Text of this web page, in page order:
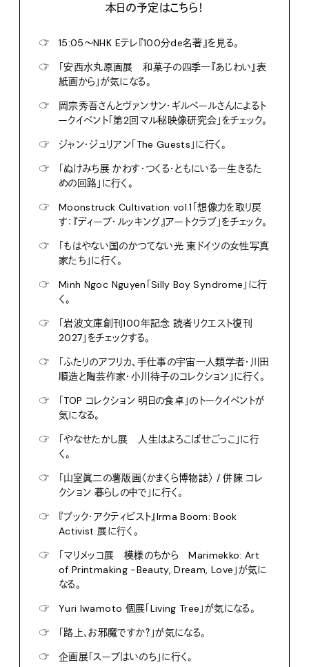
本日の予定はこちら！
☞
15:05〜NHK Eテレ『100分de名著』を見る。
☞
「安西水丸原画展 和菓子の四季―『あじわい』表
紙画から」が気になる。
☞
岡宗秀吾さんとヴァンサン・ギルベールさんによるト
ークイベント「第2回マル秘映像研究会」をチェック。
☞
ジャン・ジュリアン「The Guests」に行く。
☞
「ぬけみち展 かわす・つくる・ともにいる―生きるた
めの回路」に行く。
☞
Moonstruck Cultivation vol.1「想像力を取り戻
す：『ディープ・ルッキング』アートクラブ」をチェック。
☞
「もはやない国のかつてない光 東ドイツの女性写真
家たち」に行く。
☞
Minh Ngoc Nguyen「Silly Boy Syndrome」に行
く。
☞
「岩波文庫創刊100年記念 読者リクエスト復刊
2027」をチェックする。
☞
「ふたりのアフリカ、手仕事の宇宙―人類学者・川田
順造と陶芸作家・小川待子のコレクション」に行く。
☞
「TOP コレクション 明日の食卓」のトークイベントが
気になる。
☞
「やなせたかし展 人生はよろこばせごっこ」に行
く。
☞
「山室眞二の薯版画〈かまくら博物誌〉 / 併陳 コレ
クション 暮らしの中で」に行く。
☞
『ブック・アクティビスト』Irma Boom: Book
Activist 展に行く。
☞
「マリメッコ展 模様のちから Marimekko: Art
of Printmaking -Beauty, Dream, Love」が気に
なる。
☞
Yuri Iwamoto 個展「Living Tree」が気になる。
☞
「路上、お邪魔ですか？」が気になる。
☞
企画展「スープはいのち」に行く。